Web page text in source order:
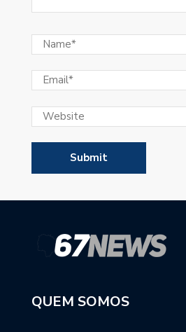
QUEM SOMOS